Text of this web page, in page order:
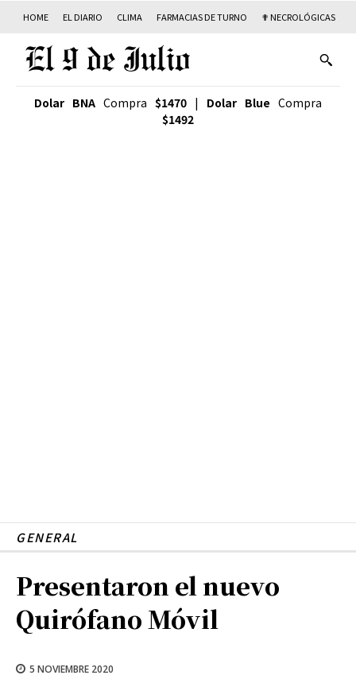
HOME EL DIARIO CLIMA FARMACIAS DE TURNO ✟ NECROLÓGICAS
Dolar BNA Compra $1470 | Dolar Blue Compra
$1492
GENERAL
Presentaron el nuevo
Quirófano Móvil
5 NOVIEMBRE 2020